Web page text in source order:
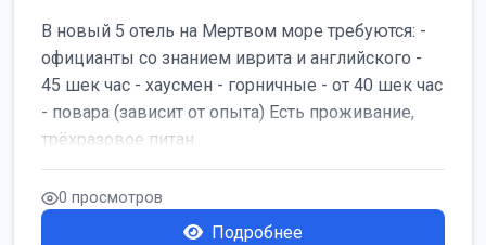
В новый 5 отель на Мертвом море требуются: -
официанты со знанием иврита и английского -
45 шек час - хаусмен - горничные - от 40 шек час
- повара (зависит от опыта) Есть проживание,
трёхразовое питан...
0 просмотров
Подробнее